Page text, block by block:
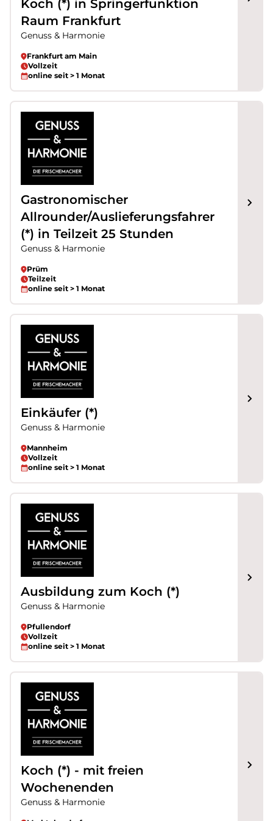
Koch (*) in Springerfunktion
Raum Frankfurt
Genuss & Harmonie
Frankfurt am Main
Vollzeit
online seit > 1 Monat
Gastronomischer
Allrounder/Auslieferungsfahrer
(*) in Teilzeit 25 Stunden
Genuss & Harmonie
Prüm
Teilzeit
online seit > 1 Monat
Einkäufer (*)
Genuss & Harmonie
Mannheim
Vollzeit
online seit > 1 Monat
Ausbildung zum Koch (*)
Genuss & Harmonie
Pfullendorf
Vollzeit
online seit > 1 Monat
Koch (*) - mit freien
Wochenenden
Genuss & Harmonie